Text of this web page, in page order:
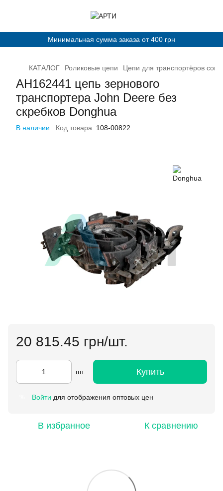
Минимальная сумма заказа от 400 грн
КАТАЛОГ Роликовые цепи Цепи для транспортёров
AH162441 цепь зернового
транспортера John Deere без
скребков Donghua
В наличии Код товара: 108-00822
20 815.45 грн/шт.
шт. Купить
Войти для отображения оптовых цен
В избранное К сравнению